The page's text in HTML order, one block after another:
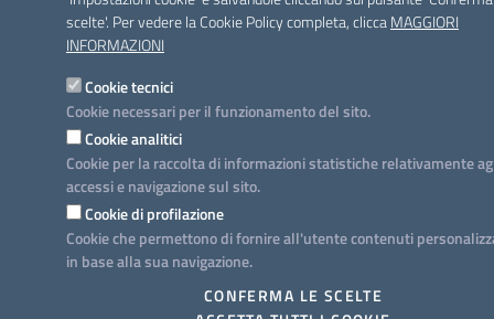
scelte'. Per vedere la Cookie Policy completa, cliccaMAGGIORI
INFORMAZIONI
Cookie tecnici
Cookie necessari per il funzionamento del sito.
Cookie analitici
Cookie per la raccolta di informazioni statistiche relativamente
accessi e navigazione sul sito.
Cookie di profilazione
Cookie che permettono di fornire all'utente contenuti
in base alla sua navigazione.
CONFERMA LE SCELTE